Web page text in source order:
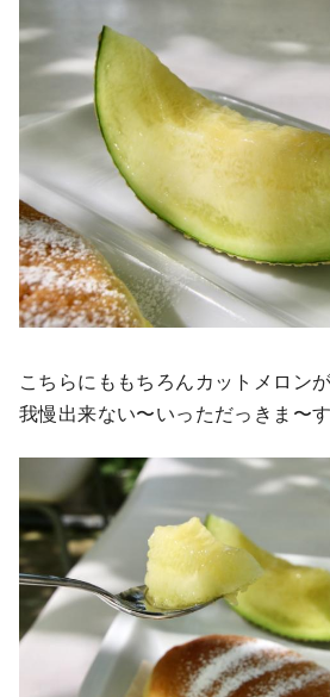
こちらにももちろんカットメロン
我慢出来ない〜いっただっきま〜す